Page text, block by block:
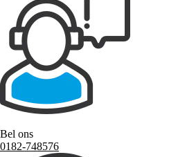
Bel ons
0182-748576